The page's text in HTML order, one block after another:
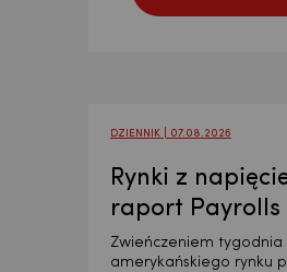
DZIENNIK | 07.08.2026
Rynki z
raport Payrolls
Zwieńczeniem tygodnia
amerykańskiego rynku